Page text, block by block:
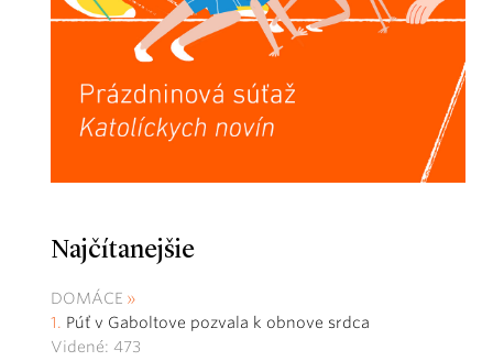
Najčítanejšie
DOMÁCE
Púť v Gaboltove pozvala k obnove srdca
Videné: 473